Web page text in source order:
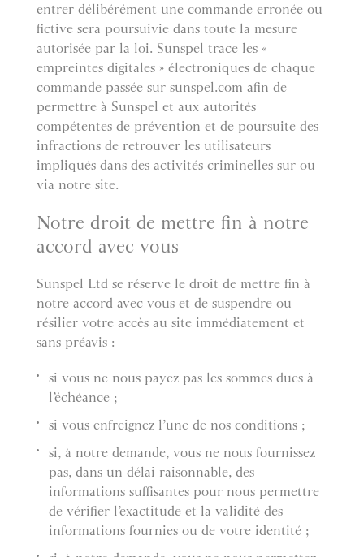
entrer délibérément une commande erronée ou
fictive sera poursuivie dans toute la mesure
autorisée par la loi. Sunspel trace les «
empreintes digitales » électroniques de chaque
commande passée sur sunspel.com afin de
permettre à Sunspel et aux autorités
compétentes de prévention et de poursuite des
infractions de retrouver les utilisateurs
impliqués dans des activités criminelles sur ou
via notre site.
Notre droit de mettre fin à notre
accord avec vous
Sunspel Ltd se réserve le droit de mettre fin à
notre accord avec vous et de suspendre ou
résilier votre accès au site immédiatement et
sans préavis :
si vous ne nous payez pas les sommes dues à
l’échéance ;
si vous enfreignez l’une de nos conditions ;
si, à notre demande, vous ne nous fournissez
pas, dans un délai raisonnable, des
informations suffisantes pour nous permettre
de vérifier l’exactitude et la validité des
informations fournies ou de votre identité ;